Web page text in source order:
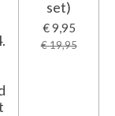
set)
€ 9,95
€ 19,95